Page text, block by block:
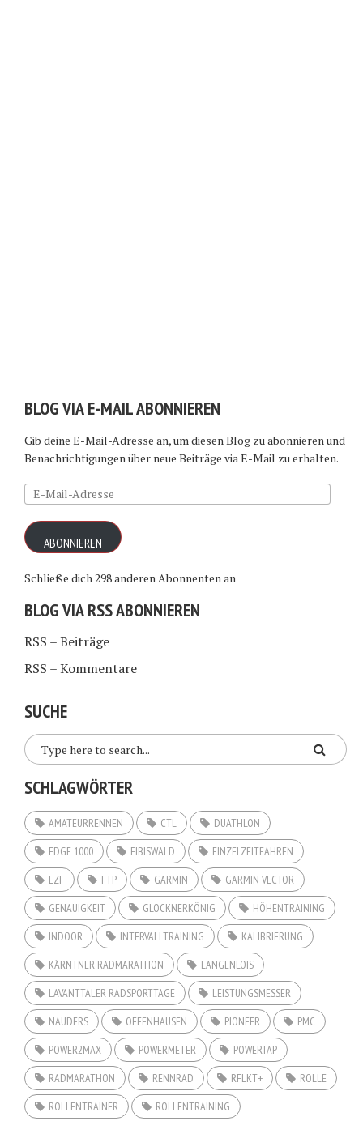
BLOG VIA E-MAIL ABONNIEREN
Gib deine E-Mail-Adresse an, um diesen Blog zu abonnieren und
Benachrichtigungen über neue Beiträge via E-Mail zu erhalten.
E-
Mail-
Adresse
ABONNIEREN
Schließe dich 298 anderen Abonnenten an
BLOG VIA RSS ABONNIEREN
RSS – Beiträge
RSS – Kommentare
SUCHE
SCHLAGWÖRTER
AMATEURRENNEN CTL
DUATHLON
EDGE 1000
EIBISWALD
EINZELZEITFAHREN
EZF
FTP GARMIN
GARMIN VECTOR
GENAUIGKEIT
GLOCKNERKÖNIG
HÖHENTRAINING
INDOOR
INTERVALLTRAINING
KALIBRIERUNG
KÄRNTNER RADMARATHON
LANGENLOIS
LAVANTTALER RADSPORTTAGE
LEISTUNGSMESSER
NAUDERS
OFFENHAUSEN PIONEER
PMC
POWER2MAX
POWERMETER
POWERTAP
RADMARATHON
RENNRAD RFLKT+
ROLLE
ROLLENTRAINER
ROLLENTRAINING